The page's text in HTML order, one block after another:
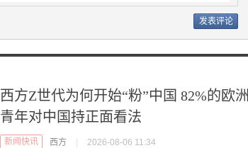
西方Z世代为何开始“粉”中国 82%的欧洲
青年对中国持正面看法
新闻快讯 西方 2026-08-06 11:34